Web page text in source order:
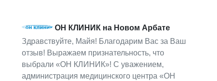
ОН КЛИНИК на Новом Арбате
Здравствуйте, Майя! Благодарим Вас за Ваш
отзыв! Выражаем признательность, что
выбрали «ОН КЛИНИК»! С уважением,
администрация медицинского центра «ОН